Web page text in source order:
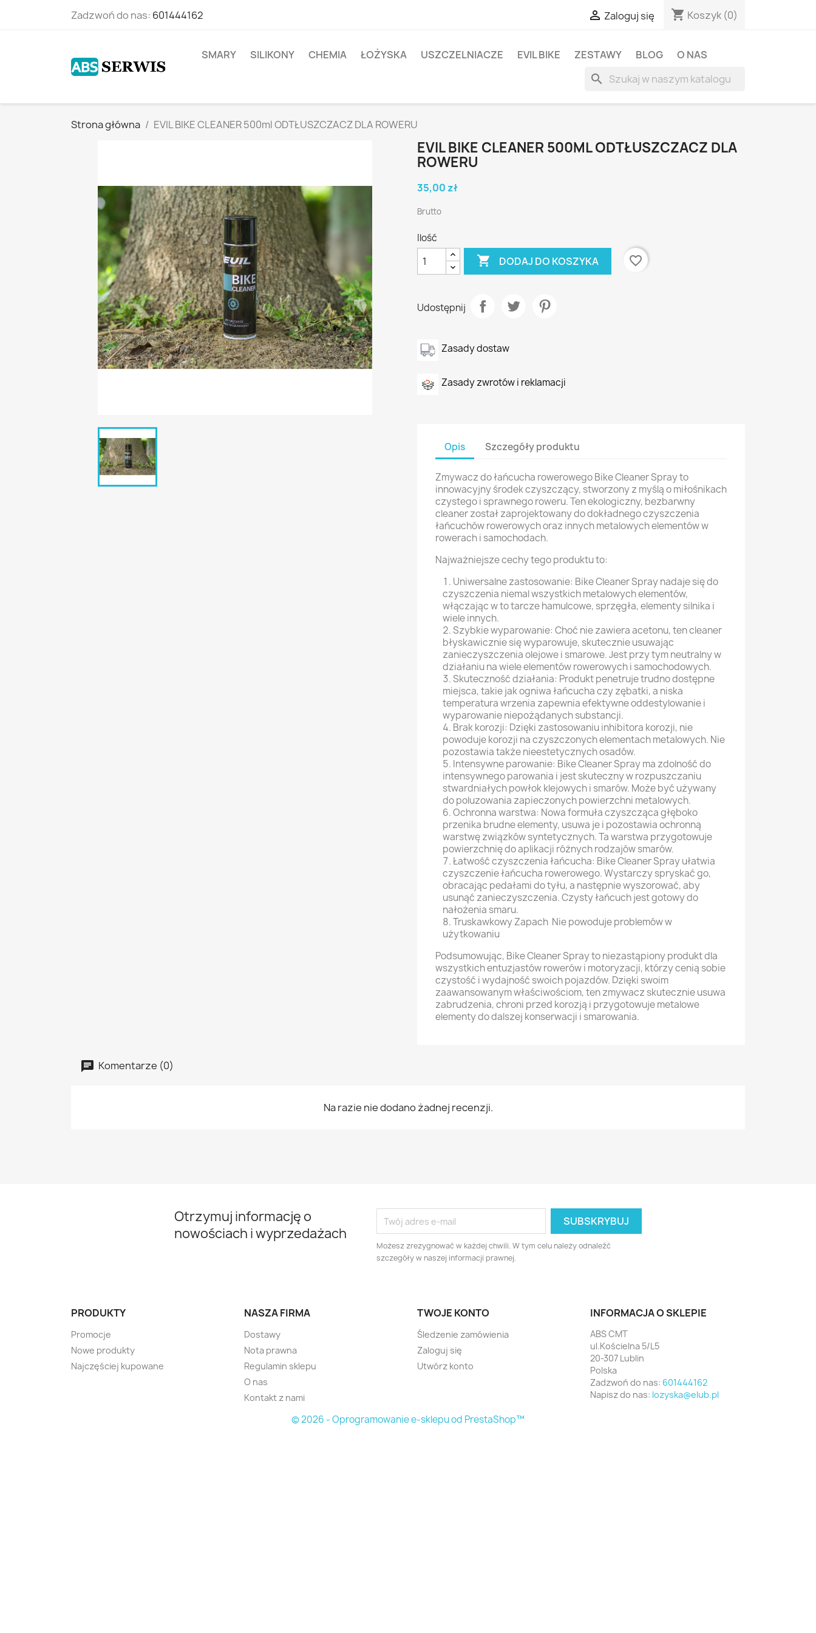
Zadzwoń do nas: 601444162  Zaloguj się shopping_cart Koszyk (0)
SMARY SILIKONY CHEMIA ŁOŻYSKA USZCZELNIACZE EVIL BIKE ZESTAWY BLOG O NAS
search
Strona główna EVIL BIKE CLEANER 500ml ODTŁUSZCZACZ DLA ROWERU
EVIL BIKE CLEANER 500ML ODTŁUSZCZACZ DLA
ROWERU
35,00 zł
Brutto
Ilość
 DODAJ DO KOSZYKA favorite_border
Udostępnij
Zasady dostaw
Zasady zwrotów i reklamacji
Opis Szczegóły produktu
Zmywacz do łańcucha rowerowego Bike Cleaner Spray to
innowacyjny środek czyszczący, stworzony z myślą o miłośnikach
czystego i sprawnego roweru. Ten ekologiczny, bezbarwny
cleaner został zaprojektowany do dokładnego czyszczenia
łańcuchów rowerowych oraz innych metalowych elementów w
rowerach i samochodach.
Najważniejsze cechy tego produktu to:
Uniwersalne zastosowanie: Bike Cleaner Spray nadaje się do
czyszczenia niemal wszystkich metalowych elementów,
włączając w to tarcze hamulcowe, sprzęgła, elementy silnika i
wiele innych.
Szybkie wyparowanie: Choć nie zawiera acetonu, ten cleaner
błyskawicznie się wyparowuje, skutecznie usuwając
zanieczyszczenia olejowe i smarowe. Jest przy tym neutralny w
działaniu na wiele elementów rowerowych i samochodowych.
Skuteczność działania: Produkt penetruje trudno dostępne
miejsca, takie jak ogniwa łańcucha czy zębatki, a niska
temperatura wrzenia zapewnia efektywne oddestylowanie i
wyparowanie niepożądanych substancji.
Brak korozji: Dzięki zastosowaniu inhibitora korozji, nie
powoduje korozji na czyszczonych elementach metalowych. Nie
pozostawia także nieestetycznych osadów.
Intensywne parowanie: Bike Cleaner Spray ma zdolność do
intensywnego parowania i jest skuteczny w rozpuszczaniu
stwardniałych powłok klejowych i smarów. Może być używany
do poluzowania zapieczonych powierzchni metalowych.
Ochronna warstwa: Nowa formuła czyszcząca głęboko
przenika brudne elementy, usuwa je i pozostawia ochronną
warstwę związków syntetycznych. Ta warstwa przygotowuje
powierzchnię do aplikacji różnych rodzajów smarów.
Łatwość czyszczenia łańcucha: Bike Cleaner Spray ułatwia
czyszczenie łańcucha rowerowego. Wystarczy spryskać go,
obracając pedałami do tyłu, a następnie wyszorować, aby
usunąć zanieczyszczenia. Czysty łańcuch jest gotowy do
nałożenia smaru.
Truskawkowy Zapach Nie powoduje problemów w
użytkowaniu
Podsumowując, Bike Cleaner Spray to niezastąpiony produkt dla
wszystkich entuzjastów rowerów i motoryzacji, którzy cenią sobie
czystość i wydajność swoich pojazdów. Dzięki swoim
zaawansowanym właściwościom, ten zmywacz skutecznie usuwa
zabrudzenia, chroni przed korozją i przygotowuje metalowe
elementy do dalszej konserwacji i smarowania.
Komentarze (0)
Na razie nie dodano żadnej recenzji.
Otrzymuj informację o
nowościach i wyprzedażach
Możesz zrezygnować w każdej chwili. W tym celu należy odnaleźć
szczegóły w naszej informacji prawnej.
PRODUKTY
Promocje
Nowe produkty
Najczęściej kupowane
NASZA FIRMA
Dostawy
Nota prawna
Regulamin sklepu
O nas
Kontakt z nami
TWOJE KONTO
Śledzenie zamówienia
Zaloguj się
Utwórz konto
INFORMACJA O SKLEPIE
ABS CMT
ul.Kościelna 5/L5
20-307 Lublin
Polska
Zadzwoń do nas: 601444162
Napisz do nas: lozyska@elub.pl
© 2026 - Oprogramowanie e-sklepu od PrestaShop™